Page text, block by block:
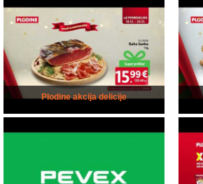
Plodine akcija delicije